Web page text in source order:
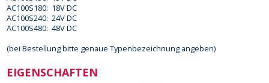
AC100S180: 18V DC
AC100S240: 24V DC
AC100S480: 48V DC
(bei Bestellung bitte genaue Typenbezeichnung angeben)
EIGENSCHAFTEN